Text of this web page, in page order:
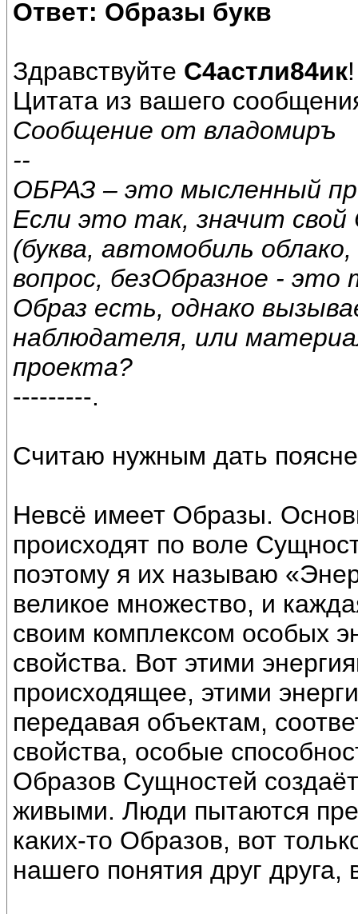
Ответ: Образы букв
Здравствуйте С4астли84ик!
Цитата из вашего
Сообщение от владомиръ
--
ОБРАЗ – это мысленный
Если это так, значит
(буква, автомобиль
вопрос, безОбразное -
Образ есть, однако
наблюдателя, или
проекта?
---------.
Считаю нужным дать
Невсё имеет Образы.
происходят по воле
поэтому я их называю
великое множество, и
своим комплексом особых
свойства. Вот этими
происходящее, этими
передавая объектам,
свойства, особые
Образов Сущностей
живыми. Люди пытаются
каких-то Образов, вот
нашего понятия друг